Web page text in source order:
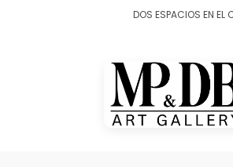
DOS ESPACIOS EN EL